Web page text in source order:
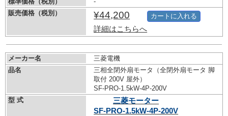
販売価格（税別）
¥44,200
詳細はこちらへ
カートに入れる
メーカー名
三菱電機
品名
三相全閉外扇モータ（全閉外扇モータ 脚
取付 200V 屋外）
SF-PRO-1.5kW-4P-200V
型 式
三菱モーター
SF-PRO-1.5kW-4P-200V